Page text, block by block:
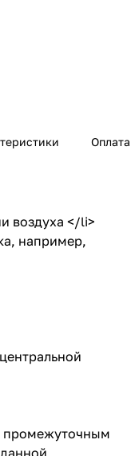
Оплата
воздуха </li>
например,
промежуточным